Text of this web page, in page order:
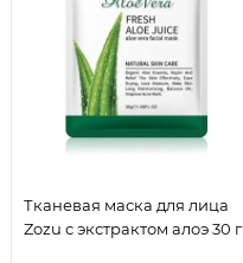
Тканевая маска для лица
Zozu с экстрактом алоэ 30 г